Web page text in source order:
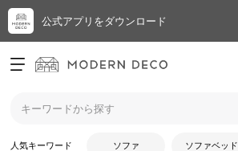
公式アプリをダウンロード
ログイン
新規会員登録
お
人気キーワード ソファ ソファベッド
トップ アウトドア用品